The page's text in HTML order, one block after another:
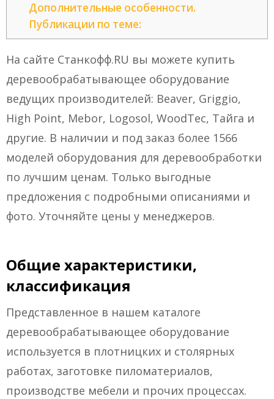
Дополнительные особенности.
Публикации по теме:
На сайте Станкофф.RU вы можете купить
деревообрабатывающее оборудование
ведущих производителей: Beaver, Griggio,
High Point, Mebor, Logosol, WoodTec, Тайга и
другие. В наличии и под заказ более 1566
моделей оборудования для деревообработки
по лучшим ценам. Только выгодные
предложения с подробными описаниями и
фото. Уточняйте цены у менеджеров.
Общие характеристики,
классификация
Представленное в нашем каталоге
деревообрабатывающее оборудование
используется в плотницких и столярных
работах, заготовке пиломатериалов,
производстве мебели и прочих процессах.